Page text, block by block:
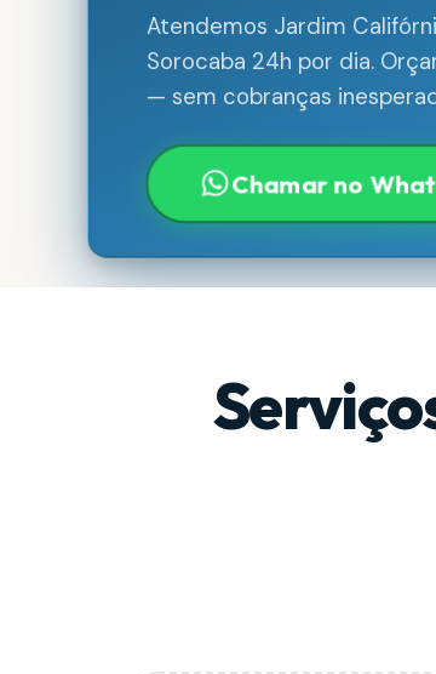
Atendemos Jardim
Sorocaba 24h por dia.
— sem cobranças
Chamar no